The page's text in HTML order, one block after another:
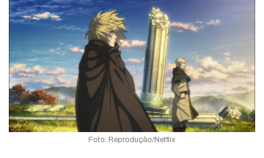
Foto: Reprodução/Netflix